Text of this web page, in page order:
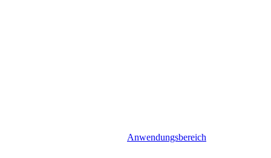
Anwendungsbereich